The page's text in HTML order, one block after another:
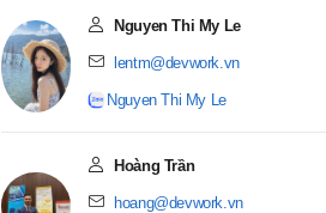
Nguyen Thi My Le
lentm@devwork.vn
Nguyen Thi My Le
Hoàng Trần
hoang@devwork.vn